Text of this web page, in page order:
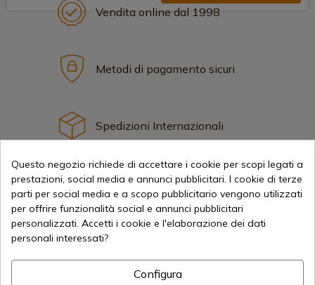
Vendita online dal 1998
Metodi di pagamento sicuri
Spedizioni Internazionali
Informazione
info@aceros-de-hispania.com
Questo negozio richiede di accettare i cookie per scopi legati a
prestazioni, social media e annunci pubblicitari. I cookie di terze
parti per social media e a scopo pubblicitario vengono utilizzati
per offrire funzionalità social e annunci pubblicitari
personalizzati. Accetti i cookie e l'elaborazione dei dati
personali interessati?
Configura